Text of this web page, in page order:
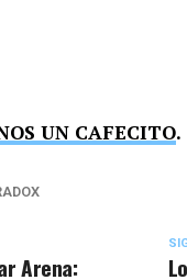
UN CAFECITO.
Arena: